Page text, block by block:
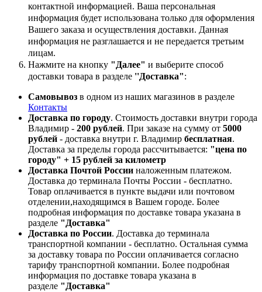
контактной информацией. Ваша персональная
информация будет использована только для оформления
Вашего заказа и осуществления доставки. Данная
информация не разглашается и не передается третьим
лицам.
Нажмите на кнопку "Далее" и выберите способ
доставки товара в разделе ''Доставка":
Самовывоз в одном из наших магазинов в разделе
Контакты
Доставка по городу. Стоимость доставки внутри города
Владимир - 200 рублей. При заказе на сумму от 5000
рублей - доставка внутри г. Владимир бесплатная.
Доставка за пределы города рассчитывается: "цена по
городу" + 15 рублей за километр
Доставка Почтой России наложенным платежом.
Доставка до терминала Почты России - бесплатно.
Товар оплачивается в пункте выдачи или почтовом
отделении,находящимся в Вашем городе. Более
подробная информация по доставке товара указана в
разделе "Доставка"
Доставка по России. Доставка до терминала
транспортной компании - бесплатно. Остальная сумма
за доставку товара по России оплачивается согласно
тарифу транспортной компании. Более подробная
информация по доставке товара указана в
разделе "Доставка"